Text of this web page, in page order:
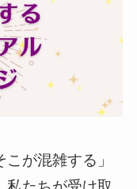
が混雑する」